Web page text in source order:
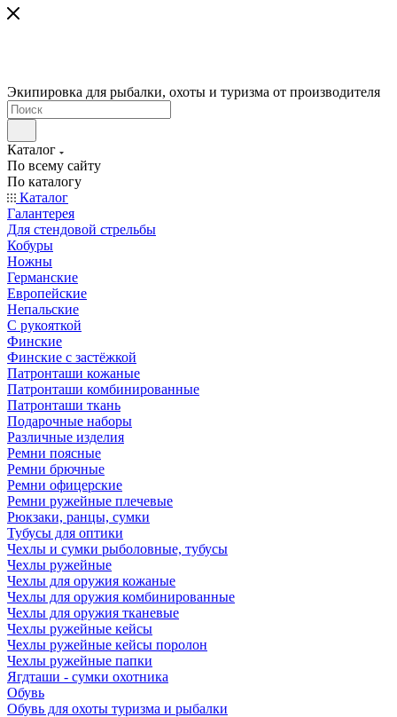
Экипировка для рыбалки, охоты и туризма от производителя
Каталог
По всему сайту
По каталогу
Каталог
Галантерея
Для стендовой стрельбы
Кобуры
Ножны
Германские
Европейские
Непальские
С рукояткой
Финские
Финские с застёжкой
Патронташи кожаные
Патронташи комбинированные
Патронташи ткань
Подарочные наборы
Различные изделия
Ремни поясные
Ремни брючные
Ремни офицерские
Ремни ружейные плечевые
Рюкзаки, ранцы, сумки
Тубусы для оптики
Чехлы и сумки рыболовные, тубусы
Чехлы ружейные
Чехлы для оружия кожаные
Чехлы для оружия комбинированные
Чехлы для оружия тканевые
Чехлы ружейные кейсы
Чехлы ружейные кейсы поролон
Чехлы ружейные папки
Ягдташи - сумки охотника
Обувь
Обувь для охоты туризма и рыбалки